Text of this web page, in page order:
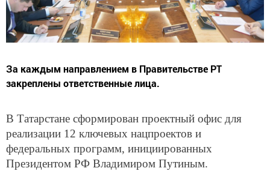
За каждым направлением в Правительстве РТ
закреплены ответственные лица.
В Татарстане сформирован проектный офис для
реализации 12 ключевых нацпроектов и
федеральных программ, инициированных
Президентом РФ Владимиром Путиным.